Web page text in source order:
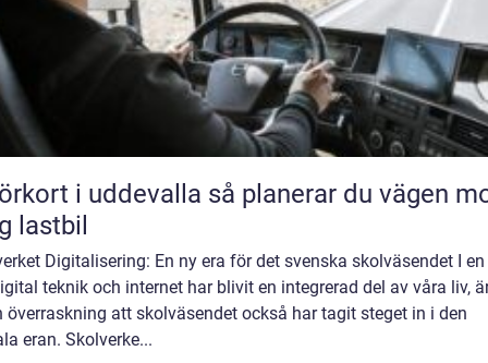
i uddevalla så planerar du vägen mot
lastbil
Digitalisering: En ny era för det svenska skolväsendet I
teknik och internet har blivit en integrerad del av våra liv,
överraskning att skolväsendet också har tagit steget in i den
eran. Skolverke...